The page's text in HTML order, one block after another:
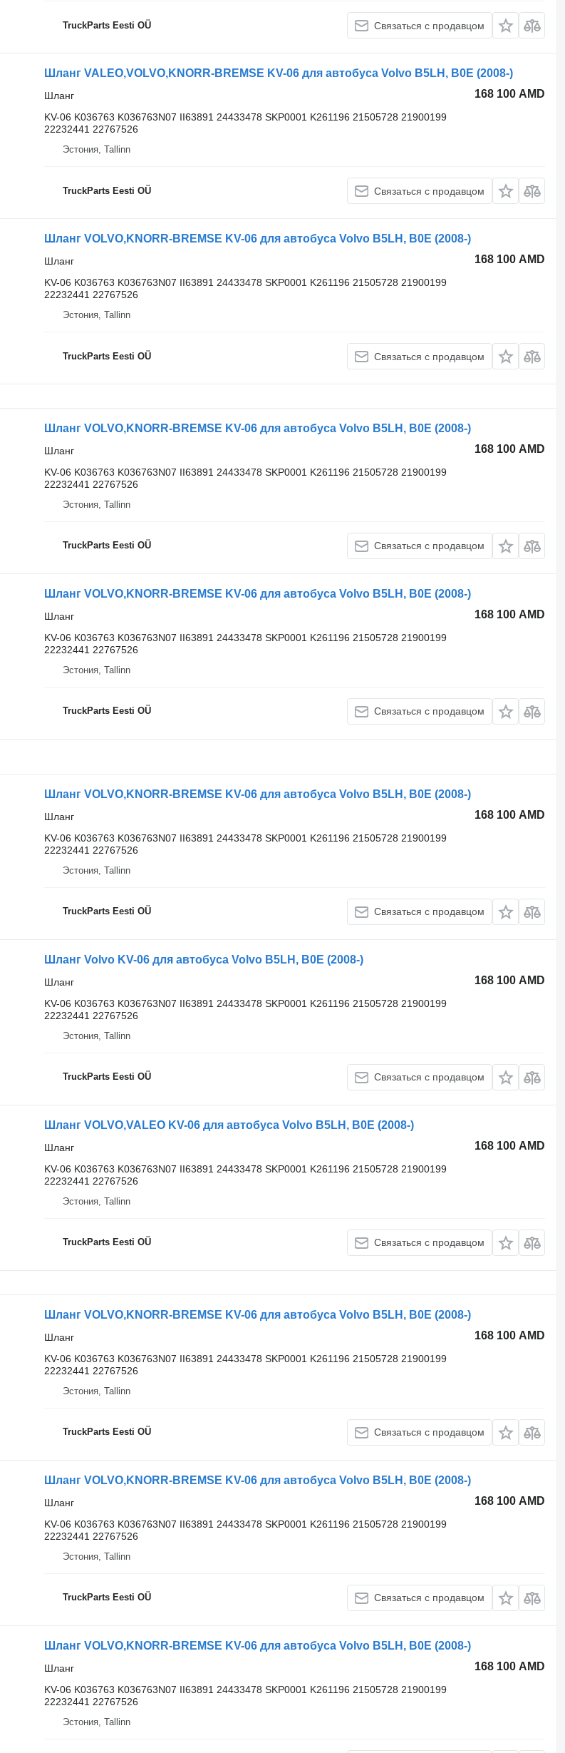
TruckParts Eesti OÜ Связаться с продавцом
Шланг VALEO,VOLVO,KNORR-BREMSE KV-06 для автобуса Volvo B5LH, B0E (2008-)
168 100 AMD
Шланг
KV-06 K036763 K036763N07 II63891 24433478 SKP0001 K261196 21505728 21900199
22232441 22767526
Эстония, Tallinn
TruckParts Eesti OÜ Связаться с продавцом
Шланг VOLVO,KNORR-BREMSE KV-06 для автобуса Volvo B5LH, B0E (2008-)
168 100 AMD
Шланг
KV-06 K036763 K036763N07 II63891 24433478 SKP0001 K261196 21505728 21900199
22232441 22767526
Эстония, Tallinn
TruckParts Eesti OÜ Связаться с продавцом
Шланг VOLVO,KNORR-BREMSE KV-06 для автобуса Volvo B5LH, B0E (2008-)
168 100 AMD
Шланг
KV-06 K036763 K036763N07 II63891 24433478 SKP0001 K261196 21505728 21900199
22232441 22767526
Эстония, Tallinn
TruckParts Eesti OÜ Связаться с продавцом
Шланг VOLVO,KNORR-BREMSE KV-06 для автобуса Volvo B5LH, B0E (2008-)
168 100 AMD
Шланг
KV-06 K036763 K036763N07 II63891 24433478 SKP0001 K261196 21505728 21900199
22232441 22767526
Эстония, Tallinn
TruckParts Eesti OÜ Связаться с продавцом
Шланг VOLVO,KNORR-BREMSE KV-06 для автобуса Volvo B5LH, B0E (2008-)
168 100 AMD
Шланг
KV-06 K036763 K036763N07 II63891 24433478 SKP0001 K261196 21505728 21900199
22232441 22767526
Эстония, Tallinn
TruckParts Eesti OÜ Связаться с продавцом
Шланг Volvo KV-06 для автобуса Volvo B5LH, B0E (2008-)
168 100 AMD
Шланг
KV-06 K036763 K036763N07 II63891 24433478 SKP0001 K261196 21505728 21900199
22232441 22767526
Эстония, Tallinn
TruckParts Eesti OÜ Связаться с продавцом
Шланг VOLVO,VALEO KV-06 для автобуса Volvo B5LH, B0E (2008-)
168 100 AMD
Шланг
KV-06 K036763 K036763N07 II63891 24433478 SKP0001 K261196 21505728 21900199
22232441 22767526
Эстония, Tallinn
TruckParts Eesti OÜ Связаться с продавцом
Шланг VOLVO,KNORR-BREMSE KV-06 для автобуса Volvo B5LH, B0E (2008-)
168 100 AMD
Шланг
KV-06 K036763 K036763N07 II63891 24433478 SKP0001 K261196 21505728 21900199
22232441 22767526
Эстония, Tallinn
TruckParts Eesti OÜ Связаться с продавцом
Шланг VOLVO,KNORR-BREMSE KV-06 для автобуса Volvo B5LH, B0E (2008-)
168 100 AMD
Шланг
KV-06 K036763 K036763N07 II63891 24433478 SKP0001 K261196 21505728 21900199
22232441 22767526
Эстония, Tallinn
TruckParts Eesti OÜ Связаться с продавцом
Шланг VOLVO,KNORR-BREMSE KV-06 для автобуса Volvo B5LH, B0E (2008-)
168 100 AMD
Шланг
KV-06 K036763 K036763N07 II63891 24433478 SKP0001 K261196 21505728 21900199
22232441 22767526
Эстония, Tallinn